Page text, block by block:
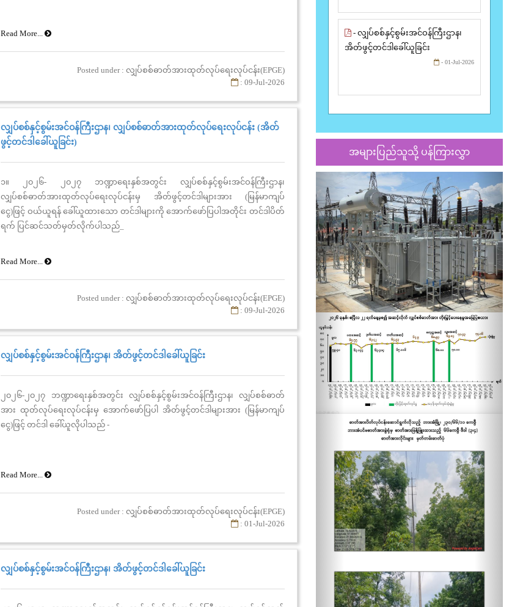
Read More...
Posted under : လျှပ်စစ်ဓာတ်အားထုတ်လုပ်ရေးလုပ်ငန်း(EPGE)
: 09-Jul-2026
လျှပ်စစ်နှင့်စွမ်းအင်ဝန်ကြီးဌာန၊ လျှပ်စစ်ဓာတ်အားထုတ်လုပ်ရေးလုပ်ငန်း (အိတ်
ဖွင့်တင်ဒါခေါ်ယူခြင်း)
၁။ ၂၀၂၆- ၂၀၂၇ ဘဏ္ဍာရေးနှစ်အတွင်း လျှပ်စစ်နှင့်စွမ်းအင်ဝန်ကြီးဌာန၊
လျှပ်စစ်ဓာတ်အားထုတ်လုပ်ရေးလုပ်ငန်းမှ အိတ်ဖွင့်တင်ဒါများအား (မြန်မာကျပ်
ငွေ)ဖြင့် ဝယ်ယူရန် ခေါ်ယူထားသော တင်ဒါများကို အောက်ဖော်ပြပါအတိုင်း တင်ဒါပိတ်
ရက် ပြင်ဆင်သတ်မှတ်လိုက်ပါသည်_
Read More...
Posted under : လျှပ်စစ်ဓာတ်အားထုတ်လုပ်ရေးလုပ်ငန်း(EPGE)
: 09-Jul-2026
လျှပ်စစ်နှင့်စွမ်းအင်ဝန်ကြီးဌာန၊ အိတ်ဖွင့်တင်ဒါခေါ်ယူခြင်း
၂၀၂၆-၂၀၂၇ ဘဏ္ဍာရေးနှစ်အတွင်း လျှပ်စစ်နှင့်စွမ်းအင်ဝန်ကြီးဌာန၊ လျှပ်စစ်ဓာတ်
အား ထုတ်လုပ်ရေးလုပ်ငန်းမှ အောက်ဖော်ပြပါ အိတ်ဖွင့်တင်ဒါများအား (မြန်မာကျပ်
ငွေ)ဖြင့် တင်ဒါ ခေါ်ယူလိုပါသည် -
Read More...
Posted under : လျှပ်စစ်ဓာတ်အားထုတ်လုပ်ရေးလုပ်ငန်း(EPGE)
: 01-Jul-2026
လျှပ်စစ်နှင့်စွမ်းအင်ဝန်ကြီးဌာန၊ အိတ်ဖွင့်တင်ဒါခေါ်ယူခြင်း
- လျှပ်စစ်နှင့်စွမ်းအင်ဝန်ကြီးဌာန၊
အိတ်ဖွင့်တင်ဒါခေါ်ယူခြင်း
- 01-Jul-2026
အများပြည်သူသို့ ပန်ကြားလွှာ
Previous Next